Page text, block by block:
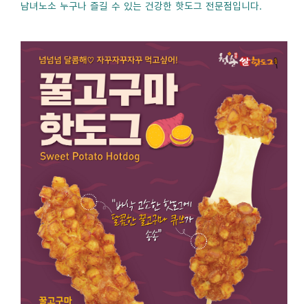
남녀노소 누구나 즐길 수 있는 건강한 핫도그 전문점입니다.